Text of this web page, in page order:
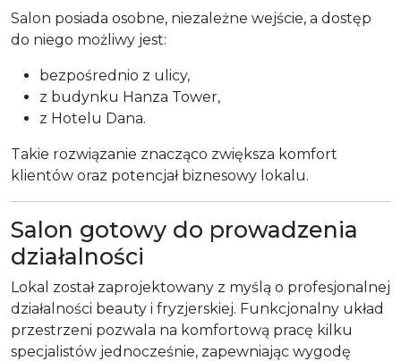
Salon posiada osobne, niezależne wejście, a dostęp
do niego możliwy jest:
bezpośrednio z ulicy,
z budynku Hanza Tower,
z Hotelu Dana.
Takie rozwiązanie znacząco zwiększa komfort
klientów oraz potencjał biznesowy lokalu.
Salon gotowy do prowadzenia
działalności
Lokal został zaprojektowany z myślą o profesjonalnej
działalności beauty i fryzjerskiej. Funkcjonalny układ
przestrzeni pozwala na komfortową pracę kilku
specjalistów jednocześnie, zapewniając wygodę